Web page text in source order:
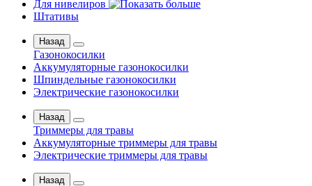
Для нивелиров
Штативы
Назад
Газонокосилки
Аккумуляторные газонокосилки
Шпиндельные газонокосилки
Электрические газонокосилки
Назад
Триммеры для травы
Аккумуляторные триммеры для травы
Электрические триммеры для травы
Назад